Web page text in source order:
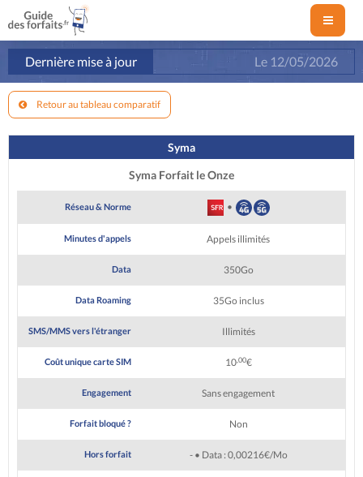
Dernière mise à jour Le 12/05/2026
Retour au tableau comparatif
Syma
Syma Forfait le Onze
Réseau & Norme •
Minutes d'appels Appels illimités
Data 350Go
Data Roaming 35Go inclus
SMS/MMS vers l'étranger Illimités
Coût unique carte SIM 10,00€
Engagement Sans engagement
Forfait bloqué ? Non
Hors forfait - • Data : 0,00216€/Mo